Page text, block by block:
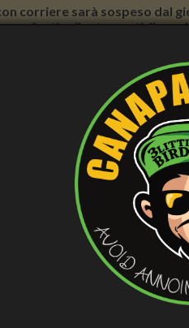
corriere sarà sospeso dal
forti rallentamenti. Il
CURA PERSONALE
Hashish Special
Blend
Olio CBG 20% - CBG
OLIO